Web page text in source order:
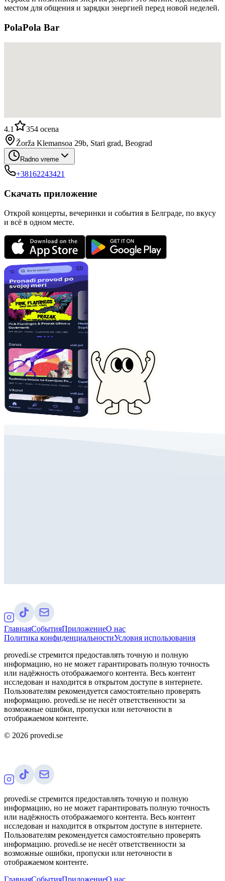
местом для общения и зарядки энергией перед новой неделей.
PolaPola Bar
4.1 354 ocena
Žorža Klemansoa 29b, Stari grad, Beograd
Radno vreme
+38162243421
Скачать приложение
Открой концерты, вечеринки и события в Белграде, по вкусу
и всё в одном месте.
ГлавнаяСобытияПриложениеО нас
Политика конфиденциальностиУсловия использования
provedi.se стремится предоставлять точную и полную
информацию, но не может гарантировать полную точность
или надёжность отображаемого контента. Весь контент
исследован и находится в открытом доступе в интернете.
Пользователям рекомендуется самостоятельно проверять
информацию. provedi.se не несёт ответственности за
возможные ошибки, пропуски или неточности в
отображаемом контенте.
© 2026 provedi.se
provedi.se стремится предоставлять точную и полную
информацию, но не может гарантировать полную точность
или надёжность отображаемого контента. Весь контент
исследован и находится в открытом доступе в интернете.
Пользователям рекомендуется самостоятельно проверять
информацию. provedi.se не несёт ответственности за
возможные ошибки, пропуски или неточности в
отображаемом контенте.
ГлавнаяСобытияПриложениеО нас